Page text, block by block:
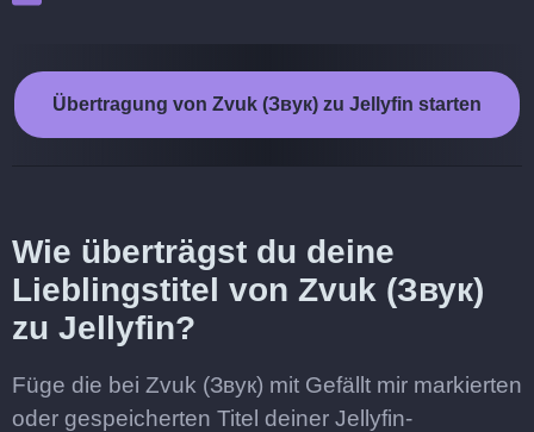
Übertragung von Zvuk (Звук) zu Jellyfin starten
Wie überträgst du deine
Lieblingstitel von Zvuk (Звук)
zu Jellyfin?
Füge die bei Zvuk (Звук) mit Gefällt mir markierten
oder gespeicherten Titel deiner Jellyfin-